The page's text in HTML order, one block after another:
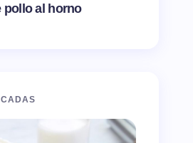
pollo al horno